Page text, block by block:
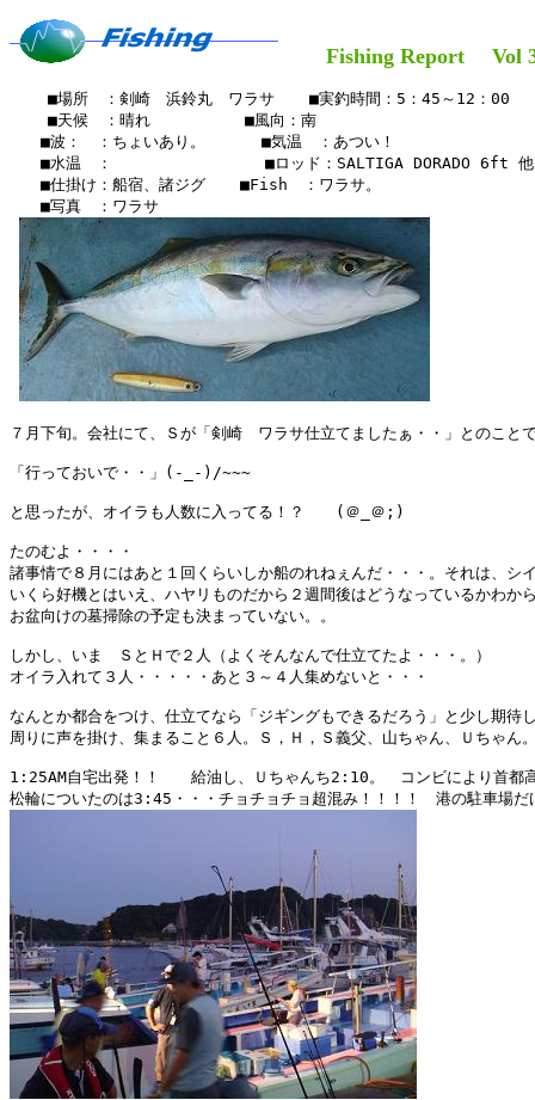
Fishing Report Vol
    ■場所　：剣崎　浜鈴丸　ワラサ　  ■実釣時間：5：45～12：00
    ■天候　：晴れ 　    　　■風向：南
■波：　：ちょいあり。　　 　■気温　：あつい！
■水温　：　　　　　　　   　■ロッド：SALTIGA DORADO 6ft
■仕掛け：船宿、諸ジグ　  ■Fish　：ワラサ。
■写真　：ワラサ
７月下旬。会社にて、Ｓが「剣崎　ワラサ仕立てましたぁ・・」とのこと
「行っておいで・・」(-_-)/~~~
と思ったが、オイラも人数に入ってる！？　　(＠_＠;)
たのむよ・・・・
諸事情で８月にはあと１回くらいしか船のれねぇんだ・・・。それは、シ
いくら好機とはいえ、ハヤリものだから２週間後はどうなっているかわか
お盆向けの墓掃除の予定も決まっていない。。
しかし、いま　ＳとＨで２人（よくそんなんで仕立てたよ・・・。）
オイラ入れて３人・・・・・あと３～４人集めないと・・・
なんとか都合をつけ、仕立てなら「ジギングもできるだろう」と少し期待
周りに声を掛け、集まること６人。Ｓ，Ｈ，Ｓ義父、山ちゃん、Ｕちゃん
1:25AM自宅出発！！　　給油し、Ｕちゃんち2:10。　コンビにより首都